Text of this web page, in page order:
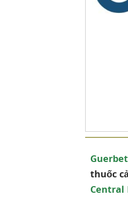
Guerbet
thuốc
Central